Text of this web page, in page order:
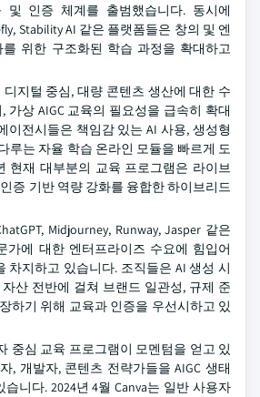
및 인증 체계를 출범했습니다. 동시에
Stability AI 같은 플랫폼들은 창의 및 엔
를 위한 구조화된 학습 과정을 확대하고
디지털 중심, 대량 콘텐츠 생산에 대한 수
가상 AIGC 교육의 필요성을 급속히 확대
이전시들은 책임감 있는 AI 사용, 생성형
루는 자율 학습 온라인 모듈을 빠르게 도
현재 대부분의 교육 프로그램은 라이브
증 기반 역량 강화를 융합한 하이브리드
Midjourney, Runway, Jasper 같은
가에 대한 엔터프라이즈 수요에 힘입어
차지하고 있습니다. 조직들은 AI 생성 시
산 전반에 걸쳐 브랜드 일관성, 규제 준
하기 위해 교육과 인증을 우선시하고 있
중심 교육 프로그램이 모멘텀을 얻고 있
, 개발자, 콘텐츠 전략가들을 AIGC 생태
니다. 2024년 4월 Canva는 일반 사용자